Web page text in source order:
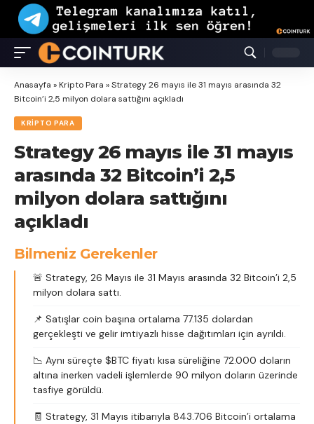
Anasayfa »Kripto Para »Strategy 26 mayıs ile 31 mayıs arasında 32
Bitcoin’i 2,5 milyon dolara sattığını açıkladı
KRIPTO PARA
Strategy 26 mayıs ile 31 mayıs
arasında 32 Bitcoin’i 2,5
milyon dolara sattığını
açıkladı
Bilmeniz Gerekenler
🚨 Strategy, 26 Mayıs ile 31 Mayıs arasında 32 Bitcoin’i 2,5
milyon dolara sattı.
📌 Satışlar coin başına ortalama 77.135 dolardan
gerçekleşti ve gelir imtiyazlı hisse dağıtımları için ayrıldı.
📉 Aynı süreçte $BTC fiyatı kısa süreliğine 72.000 doların
altına inerken vadeli işlemlerde 90 milyon doların üzerinde
tasfiye görüldü.
🧾 Strategy, 31 Mayıs itibarıyla 843.706 Bitcoin’i ortalama